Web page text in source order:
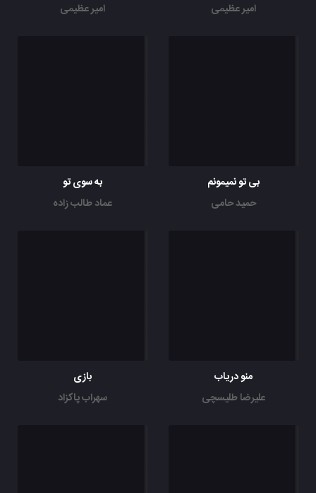
امیر عظیمی
امیر عظیمی
بی تو نمیمونم
حمید حامی
به سوی تو
عماد طالب زاده
منو دریاب
علیرضا طلیسچی
بازی
سهراب پاکزاد